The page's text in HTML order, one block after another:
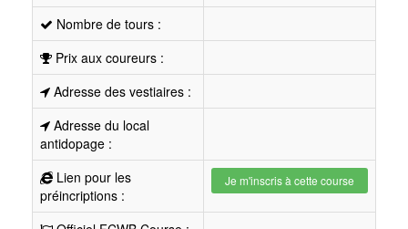
Nombre de tours :
Prix aux coureurs :
Adresse des vestiaires :
Adresse du local
antidopage :
Lien pour les
préincriptions :
Je m'inscris à cette course